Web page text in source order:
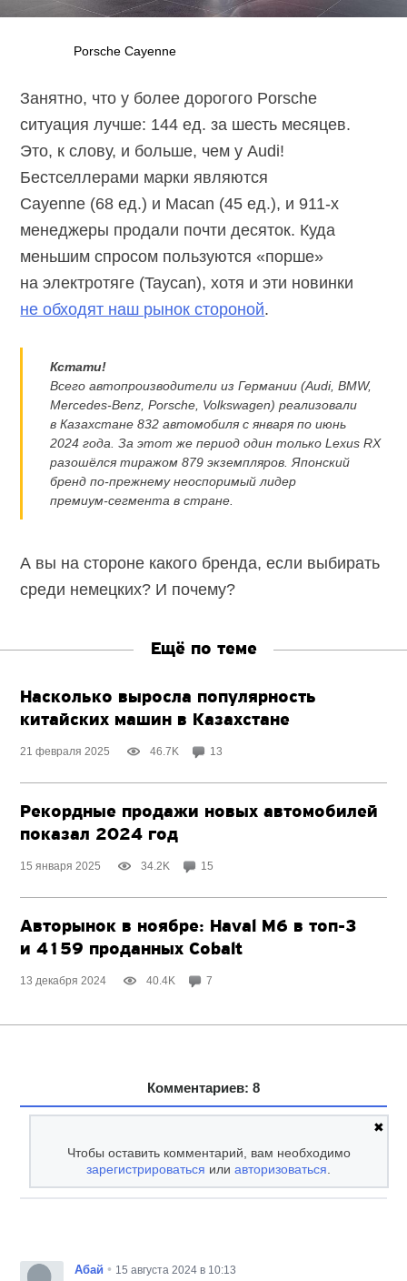
Porsche Cayenne
Занятно, что у более дорогого Porsche
ситуация лучше: 144 ед. за шесть месяцев.
Это, к слову, и больше, чем у Audi!
Бестселлерами марки являются
Cayenne (68 ед.) и Macan (45 ед.), и 911-х
менеджеры продали почти десяток. Куда
меньшим спросом пользуются «порше»
на электротяге (Taycan), хотя и эти новинки
не обходят наш рынок стороной.
Кстати!
Всего автопроизводители из Германии (Audi, BMW,
Mercedes-Benz, Porsche, Volkswagen) реализовали
в Казахстане 832 автомобиля с января по июнь
2024 года. За этот же период один только Lexus RX
разошёлся тиражом 879 экземпляров. Японский
брендпо-прежнемунеоспоримый лидер
премиум-сегмента в стране.
А вы на стороне какого бренда, если выбирать
среди немецких? И почему?
Ещё по теме
Насколько выросла популярность
китайских машин в Казахстане
21 февраля 2025 46.7K 13
Рекордные продажи новых автомобилей
показал 2024 год
15 января 2025 34.2K 15
Авторынок в ноябре: Haval M6 в топ-3
и 4159 проданных Cobalt
13 декабря 2024 40.4K 7
Комментариев: 8
✖
Чтобы оставить комментарий, вам необходимо
зарегистрироваться илиавторизоваться
Абай • 15 августа 2024 в 10:13